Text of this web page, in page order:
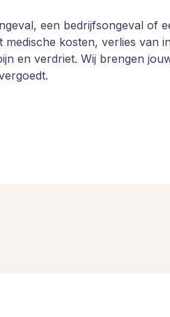
een bedrijfsongeval of
medische kosten, verlies van
en verdriet. Wij brengen